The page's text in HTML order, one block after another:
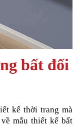
bất đối
kế thời trang mà
mẫu thiết kế bất